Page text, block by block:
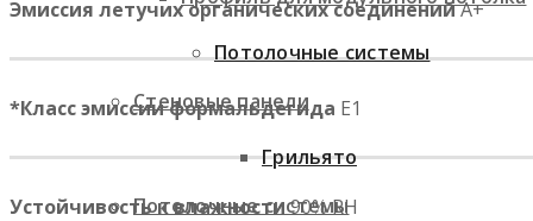
Стеновые панели
Потолочные системы
Потолочные системы
Грильято
Эмиссия летучих органических соединенийA+
*Класс эмиссии формальдегида ⁣ E1
Устойчивость к влажности90% RH